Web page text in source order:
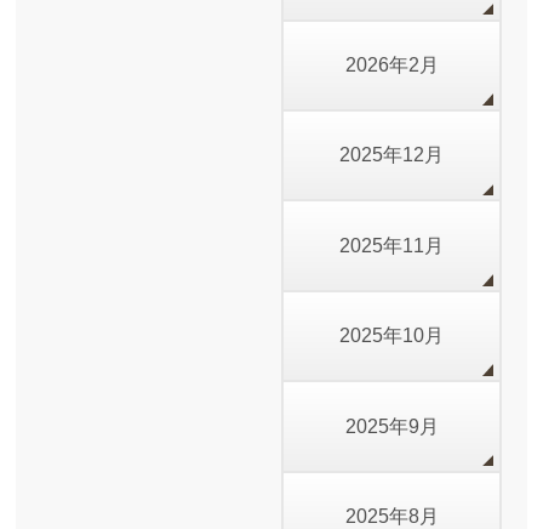
2026年2月
2025年12月
2025年11月
2025年10月
2025年9月
2025年8月